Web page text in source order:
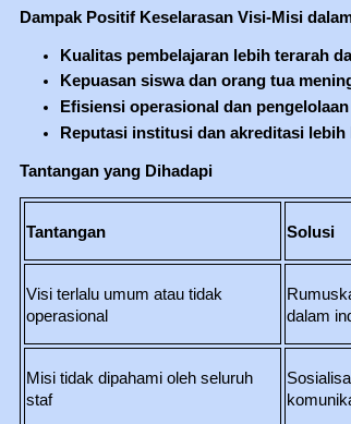
Dampak Positif Keselarasan Visi-Misi
Kualitas pembelajaran lebih terarah
Kepuasan siswa dan orang tua
Efisiensi operasional dan
Reputasi institusi dan akreditasi lebih
Tantangan yang Dihadapi
Tantangan Solusi
Visi terlalu umum atau tidak
operasional
dalam
Misi tidak dipahami oleh seluruh
staf